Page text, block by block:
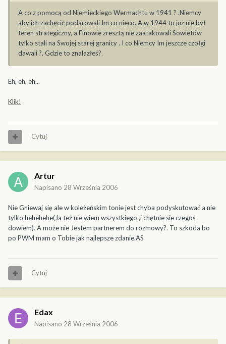
A co z pomocą od Niemieckiego Wermachtu w 1941 ? .Niemcy
aby ich zachęcić podarowali Im co nieco. A w 1944 to już nie był
teren strategiczny, a Finowie zresztą nie zaatakowali Sowietów
tylko stali na Swojej starej granicy . I co Niemcy Im jeszcze czołgi
dawali ?. Gdzie to znalazłeś?.
Eh, eh, eh...
Klik!
Cytuj
Artur
Napisano 28 Września 2006
Nie Gniewaj się ale w koleżeńskim tonie jest chyba podyskutować a nie
tylko hehehehe(Ja też nie wiem wszystkiego ,i chętnie sie czegoś
dowiem). A może nie Jestem partnerem do rozmowy?. To szkoda bo
po PWM mam o Tobie jak najlepsze zdanie.AS
Cytuj
Edax
Napisano 28 Września 2006